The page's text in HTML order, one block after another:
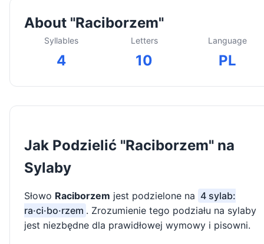
About "Raciborzem"
Syllables
4
Letters
10
Language
PL
Jak Podzielić "Raciborzem" na
Sylaby
Słowo Raciborzem jest podzielone na 4 sylab:
ra·ci·bo·rzem . Zrozumienie tego podziału na sylaby
jest niezbędne dla prawidłowej wymowy i pisowni.